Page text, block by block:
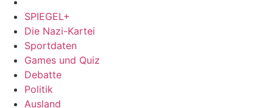
SPIEGEL+
Die Nazi-Kartei
Sportdaten
Games und Quiz
Debatte
Politik
Ausland